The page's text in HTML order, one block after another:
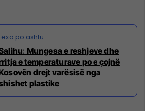
Mungesa e reshjeve dhe
e temperaturave po e çojnë
drejt varësisë nga
plastike